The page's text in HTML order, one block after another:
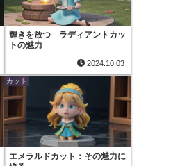
輝きを放つ ラディアントカッ
トの魅力
2024.10.03
カット
エメラルドカット：その魅力に